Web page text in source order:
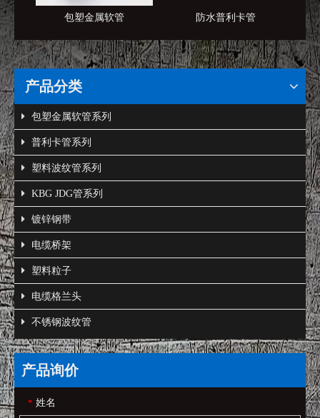
包塑金属软管 防水普利卡管
产品分类
包塑金属软管系列
普利卡管系列
塑料波纹管系列
KBG JDG管系列
镀锌钢带
电缆桥架
塑料粒子
电缆格兰头
不锈钢波纹管
产品询价
* 姓名